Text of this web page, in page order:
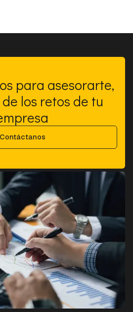
para asesorarte,
los retos de tu
Contáctanos